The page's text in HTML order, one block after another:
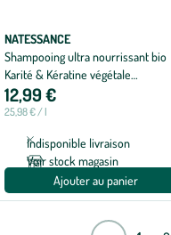
NATESSANCE
Shampooing ultra nourrissant bio
Karité & Kératine végétale
Natessance – 500 ml
12,99 €
25,98 € / l
Indisponible livraison
Voir stock magasin
Ajouter au panier